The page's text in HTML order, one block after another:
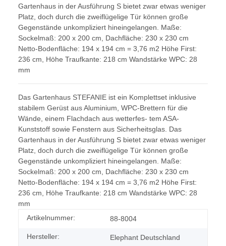
Gartenhaus in der Ausführung S bietet zwar etwas weniger
Platz, doch durch die zweiflügelige Tür können große
Gegenstände unkompliziert hineingelangen. Maße:
Sockelmaß: 200 x 200 cm, Dachfläche: 230 x 230 cm
Netto-Bodenfläche: 194 x 194 cm = 3,76 m2 Höhe First:
236 cm, Höhe Traufkante: 218 cm Wandstärke WPC: 28
mm
Das Gartenhaus STEFANIE ist ein Komplettset inklusive
stabilem Gerüst aus Aluminium, WPC-Brettern für die
Wände, einem Flachdach aus wetterfes- tem ASA-
Kunststoff sowie Fenstern aus Sicherheitsglas. Das
Gartenhaus in der Ausführung S bietet zwar etwas weniger
Platz, doch durch die zweiflügelige Tür können große
Gegenstände unkompliziert hineingelangen. Maße:
Sockelmaß: 200 x 200 cm, Dachfläche: 230 x 230 cm
Netto-Bodenfläche: 194 x 194 cm = 3,76 m2 Höhe First:
236 cm, Höhe Traufkante: 218 cm Wandstärke WPC: 28
mm
Artikelnummer:
88-8004
Hersteller: Elephant Deutschland